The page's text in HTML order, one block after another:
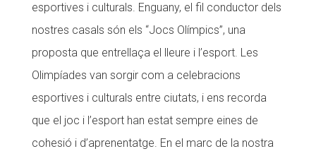
esportives i culturals. Enguany, el fil conductor dels
nostres casals són els “Jocs Olímpics”, una
proposta que entrellaça el lleure i l’esport. Les
Olimpíades van sorgir com a celebracions
esportives i culturals entre ciutats, i ens recorda
que el joc i l’esport han estat sempre eines de
cohesió i d’aprenentatge. En el marc de la nostra
CONEIX FUNDESPLAI
Missió i valors
Els comptes clars
Memòria d'activitats